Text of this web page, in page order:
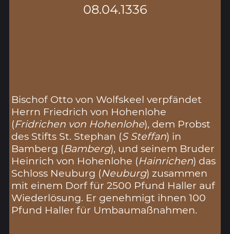
08.04.1336
Bischof Otto von Wolfskeel verpfändet
Herrn Friedrich von Hohenlohe
(Fridrichen von Hohenlohe), dem Probst
des Stifts St. Stephan (S Steffan) in
Bamberg (Bamberg), und seinem Bruder
Heinrich von Hohenlohe (Hainrichen) das
Schloss Neuburg (Neuburg) zusammen
mit einem Dorf für 2500 Pfund Haller auf
Wiederlösung. Er genehmigt ihnen 100
Pfund Haller für Umbaumaßnahmen.